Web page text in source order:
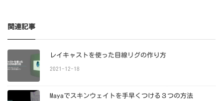
関連記事
レイキャストを使った目線リグの作り方
2021-12-18
Mayaでスキンウェイトを手早くつける３つの方法